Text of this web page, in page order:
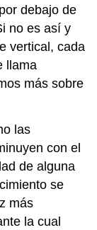
debajo de
no es así y
vertical, cada
llama
más sobre
las
con el
de alguna
se
más
la cual